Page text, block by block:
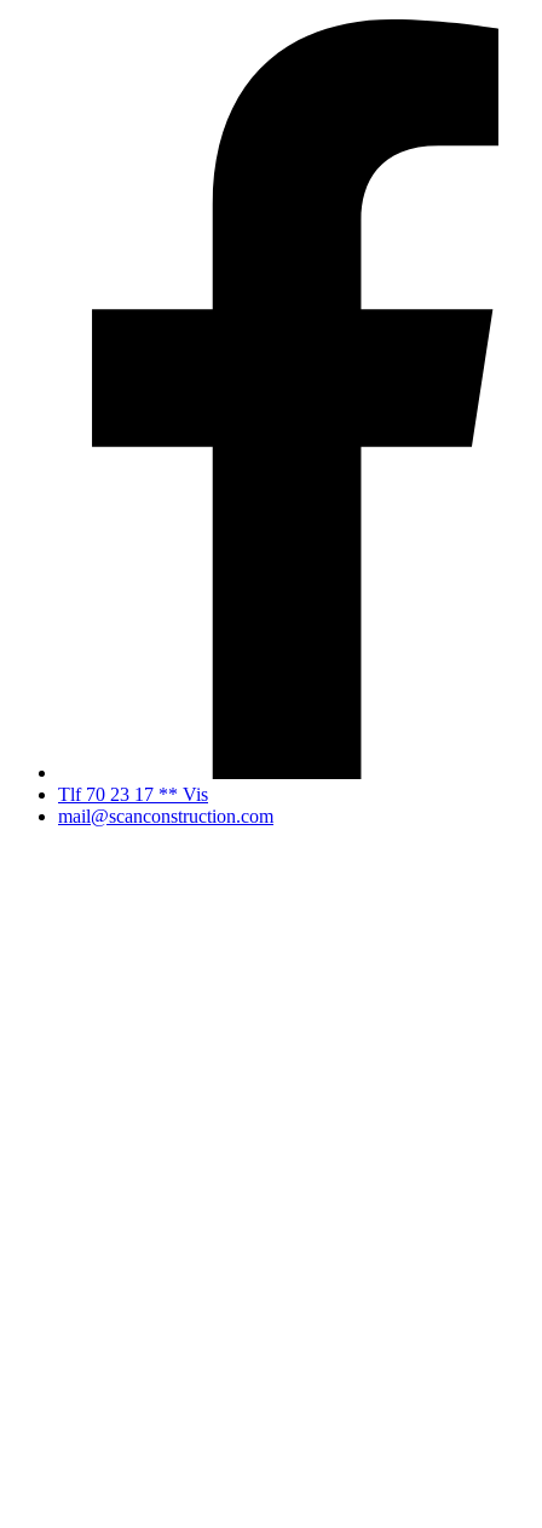
Tlf 70 23 17 ** Vis
mail@scanconstruction.com